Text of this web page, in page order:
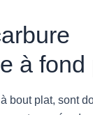
à fond
bout plat, sont